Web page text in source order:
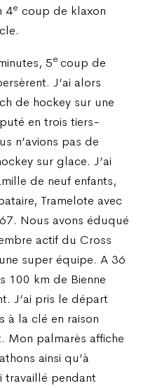
4e coup de klaxon
5e coup de
J’ai alors
de hockey sur une
en trois tiers-
n’avions pas de
sur glace. J’ai
de neuf enfants,
Tramelote avec
Nous avons éduqué
actif du Cross
super équipe. A 36
100 km de Bienne
J’ai pris le départ
à la clé en raison
Mon palmarès affiche
ainsi qu’à
travaillé pendant